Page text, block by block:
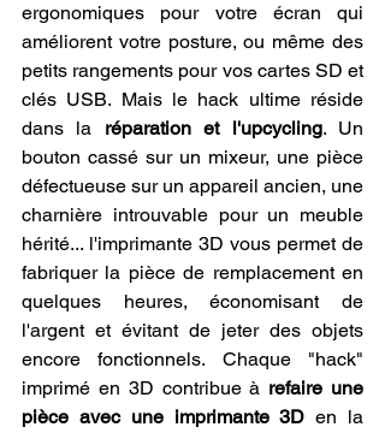
ergonomiques pour votre écran qui
améliorent votre posture, ou même des
petits rangements pour vos cartes SD et
clés USB. Mais le hack ultime réside
dans la réparation et l'upcycling. Un
bouton cassé sur un mixeur, une pièce
défectueuse sur un appareil ancien, une
charnière introuvable pour un meuble
hérité... l'imprimante 3D vous permet de
fabriquer la pièce de remplacement en
quelques heures, économisant de
l'argent et évitant de jeter des objets
encore fonctionnels. Chaque "hack"
imprimé en 3D contribue à refaire une
pièce avec une imprimante 3D en la